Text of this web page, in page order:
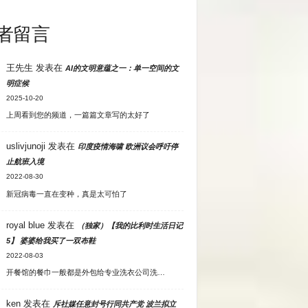
留言
王先生 发表在 AI的文明意蕴之一：单一空间的文
明症候
2025-10-20
上周看到您的频道，一篇篇文章写的太好了
uslivjunoji 发表在 印度疫情海啸 欧洲议会呼吁停
止航班入境
2022-08-30
新冠病毒一直在变种，真是太可怕了
royal blue发表在
（独家）【我的比利时生活日记
5】 婆婆给我买了一双布鞋
2022-08-03
开餐馆的餐巾一般都是外包给专业洗衣公司洗…
ken发表在 斥社媒任意封号行同共产党 波兰拟立